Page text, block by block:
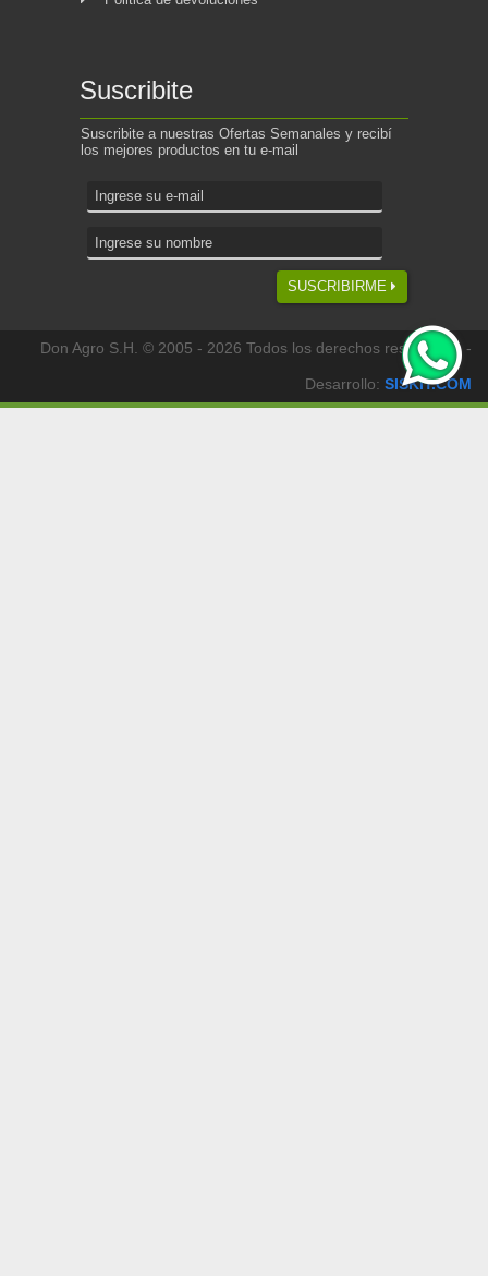
Suscribite
Suscribite a nuestras Ofertas Semanales y recibí
los mejores productos en tu e-mail
SUSCRIBIRME
Don Agro S.H. © 2005 - 2026 Todos los derechos reservados -
Desarrollo: SISKIT.COM